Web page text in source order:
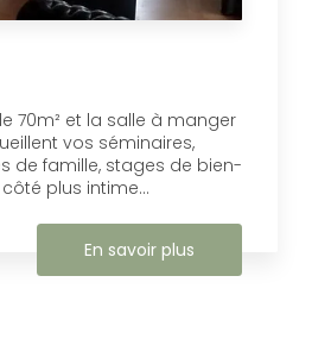
70m² et la salle à manger
vos séminaires,
de famille, stages de bien-
plus intime...
En savoir plus